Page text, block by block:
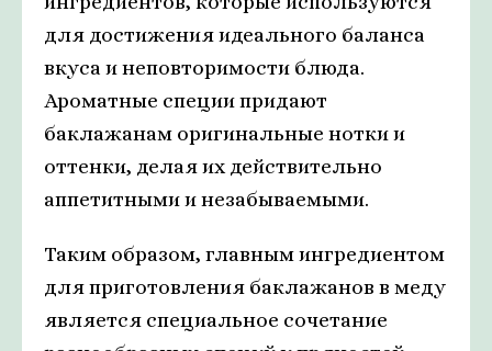
для достижения идеального баланса
вкуса и неповторимости блюда.
Ароматные специи придают
баклажанам оригинальные нотки и
оттенки, делая их действительно
аппетитными и незабываемыми.
Таким образом, главным ингредиентом
для приготовления баклажанов в меду
является специальное сочетание